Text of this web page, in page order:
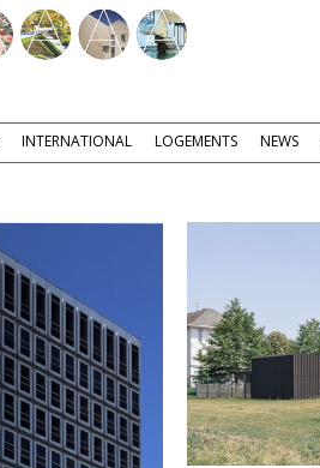
INTERNATIONAL LOGEMENTS NEWS